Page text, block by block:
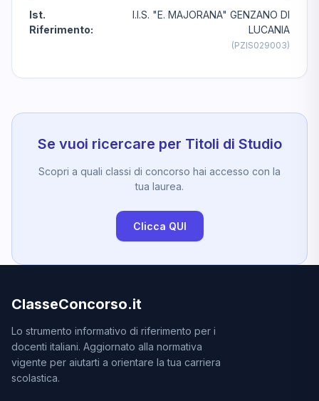
Ist.
Riferimento:
I.I.S. "E. MAJORANA" GENZANO DI
LUCANIA
(PZIS029003)
Se vuoi ricercare per Titoli di Studio
Scopri a quali classi di concorso hai accesso con la
tua laurea.
Clicca QUI
ClasseConcorso.it
Lo strumento informativo di riferimento per i
docenti italiani. Aggiornato alla normativa
vigente per aiutarti a orientare la tua carriera
scolastica.